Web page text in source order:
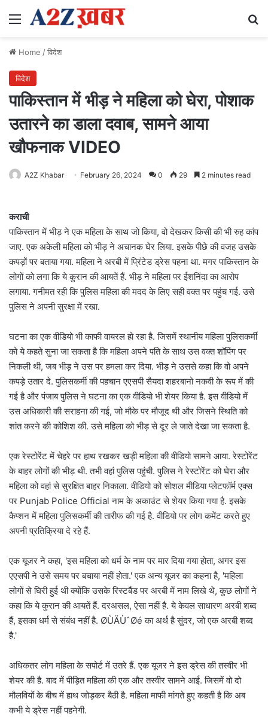
Menu
Home /विदेश
विदेश
पाकिस्तान में भीड़ ने महिला को घेरा, पोशाक
उतारने का डाला दवाब, सामने आया
खौफनाक VIDEO
A2Z Khabar February 26, 2024 0 29 2 minutes read
कराची
पाकिस्तान में भीड़ ने एक महिला के साथ जो किया, वो देखकर किसी की भी रुह कांप
जाए. एक अकेली महिला को भीड़ ने अचानक घेर लिया. इसके पीछे की वजह उसके
कपड़ों पर बताया गया. महिला ने अरबी में प्रिंटेड ड्रेस पहना था. मगर पाकिस्तान के
लोगों को लगा कि ये कुरान की आयतें हैं. भीड़ ने महिला पर ईशनिंदा का आरोप
लगाया. गनीमत रही कि पुलिस महिला की मदद के लिए सही वक्त पर पहुंच गई. उसे
पुलिस ने अपनी सुरक्षा में रखा.
घटना का एक वीडियो भी काफी वायरल हो रहा है. जिसमें स्थानीय महिला पुलिसकर्मी
को ये कहते सुना जा सकता है कि महिला अपने पति के साथ उस वक्त शॉपिंग पर
निकली थी, जब भीड़ ने उस पर हमला कर दिया. भीड़ ने उससे कहा कि वो अपने
कपड़े उतार दे. पुलिसकर्मी की पहचान एएसपी सैयदा शहरबानो नकवी के रूप में की
गई है और पंजाब पुलिस ने घटना का एक वीडियो भी शेयर किया है. इस वीडियो में
उस अधिकारी की सराहना की गई, जो मौके पर मौजूद थी और जिसने स्थिति को
शांत करने की कोशिश की. उसे महिला को भीड़ से दूर ले जाते देखा जा सकता है.
एक रेस्टोरेंट में चेहरे पर हाथ रखकर खड़ी महिला की वीडियो सामने आया. रेस्टोरेंट
के बाहर लोगों की भीड़ थी. तभी वहां पुलिस पहुंची. पुलिस ने रेस्टोरेंट को घेरा और
महिला को वहां से सुरक्षित बाहर निकाला. वीडियो को सोशल मीडिया प्लेटफॉर्म एक्स
पर Punjab Police Official नाम के अकाउंट से शेयर किया गया है. इसके
कैप्शन में महिला पुलिसकर्मी की तारीफ की गई है. वीडियो पर लोग कमेंट करते हुए
अपनी प्रतिक्रिया दे रहे हैं.
एक यूजर ने कहा, 'इस महिला को धर्म के नाम पर मार दिया गया होता, अगर इस
एएसपी ने उसे समय पर बचाया नहीं होता.' एक अन्य यूजर का कहना है, 'महिला
लोगों से घिरी हुई थी क्योंकि उसके रिस्टबैंड पर अरबी में नाम लिखे थे, कुछ लोगों ने
कहा कि ये कुरान की आयतें हैं. दरअसल, ऐसा नहीं है. ये केवल साधारण अरबी शब्द
हैं, इसका धर्म से संबंध नहीं है. ØÙÄÙˆØé का अर्थ है सुंदर, जो एक अरबी शब्द
है.'
अधिकतर लोग महिला के सपोर्ट में उतरे हैं. एक यूजर ने इस ड्रेस की तस्वीर भी
शेयर की है. बाद में पीड़ित महिला की एक और तस्वीर सामने आई. जिसमें वो दो
मौलवियों के बीच में हाथ जोड़कर बैठी है. महिला माफी मांगते हुए कहती है कि अब
कभी ये ड्रेस नहीं पहनेगी.